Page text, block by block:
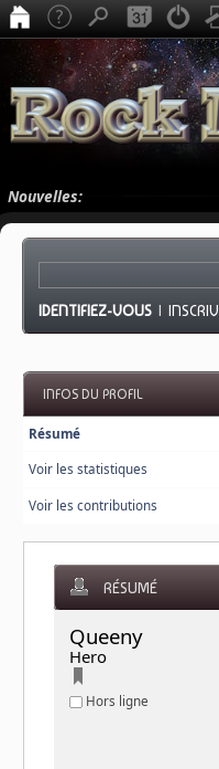
Nouvelles:
IDENTIFIEZ-VOUS |
INFOS DU PROFIL
Résumé
Voir les statistiques
Voir les contributions
RÉSUMÉ
Queeny
Hero
Hors ligne